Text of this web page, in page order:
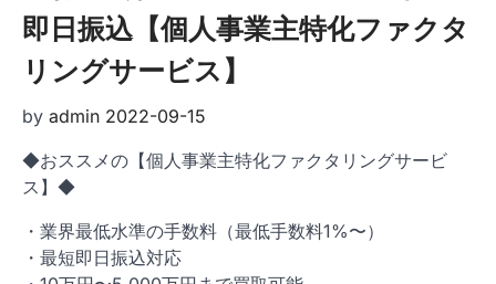
即日振込【個人事業主特化ファクタ
リングサービス】
by admin 2022-09-15
◆おススメの【個人事業主特化ファクタリングサービ
ス】◆
・業界最低水準の手数料（最低手数料1%〜）
・最短即日振込対応